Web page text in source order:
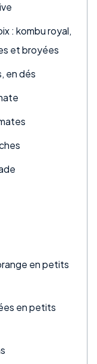
: kombu royal,
et broyées
en dés
en petits
en petits